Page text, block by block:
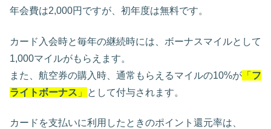
年会費は2,000円ですが、初年度は無料です。
カード入会時と毎年の継続時には、ボーナスマイルとして
1,000マイルがもらえます。
また、航空券の購入時、通常もらえるマイルの10%が 「 フ
ライトボーナス 」 として付与されます。
カードを支払いに利用したときのポイント還元率は、